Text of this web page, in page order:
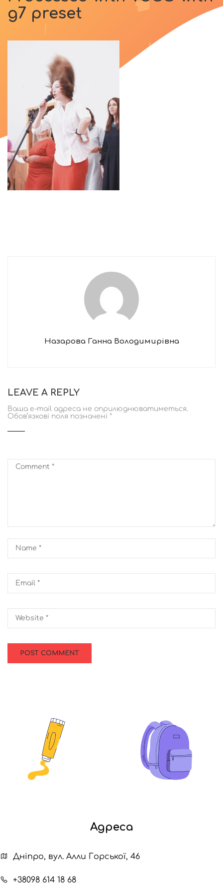
g7 preset
Назарова Ганна Володимирівна
LEAVE A REPLY
Ваша e-mail адреса не оприлюднюватиметься.
Обов’язкові поля позначені *
Адреса
Дніпро, вул. Алли Горської, 46
+38098 614 18 68